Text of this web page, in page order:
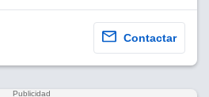
Contactar